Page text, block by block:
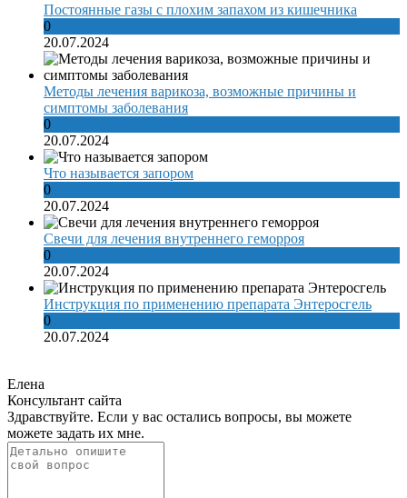
Постоянные газы с плохим запахом из кишечника
0
20.07.2024
Методы лечения варикоза, возможные причины и
симптомы заболевания
0
20.07.2024
Что называется запором
0
20.07.2024
Свечи для лечения внутреннего геморроя
0
20.07.2024
Инструкция по применению препарата Энтеросгель
0
20.07.2024
Елена
Консультант сайта
Здравствуйте. Если у вас остались вопросы, вы можете
можете задать их мне.